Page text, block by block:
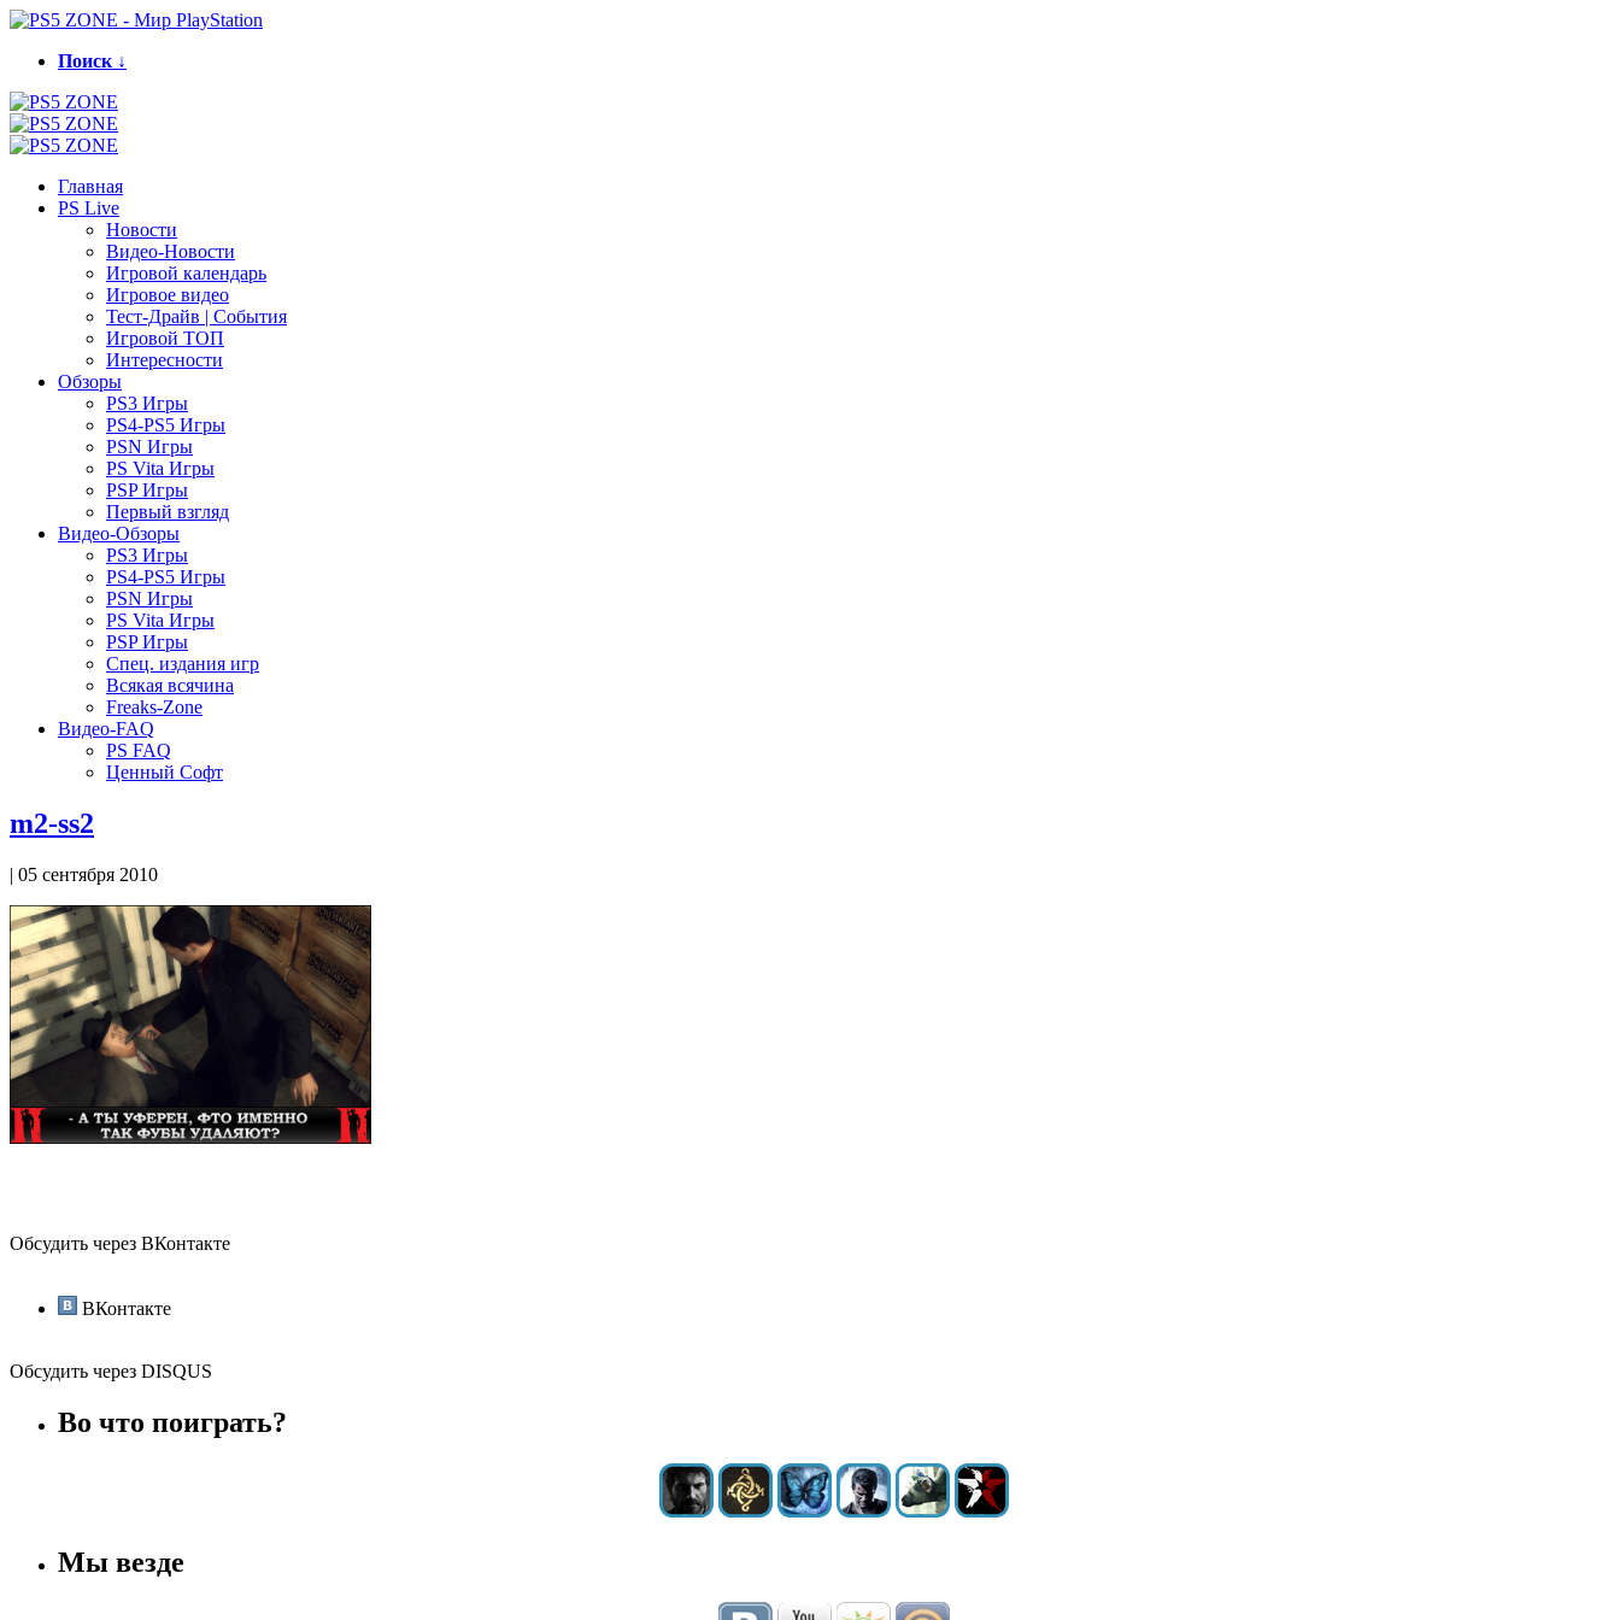
Поиск ↓
Главная
PS Live
Новости
Видео-Новости
Игровой календарь
Игровое видео
Тест-Драйв | События
Игровой ТОП
Интересности
Обзоры
PS3 Игры
PS4-PS5 Игры
PSN Игры
PS Vita Игры
PSP Игры
Первый взгляд
Видео-Обзоры
PS3 Игры
PS4-PS5 Игры
PSN Игры
PS Vita Игры
PSP Игры
Спец. издания игр
Всякая всячина
Freaks-Zone
Видео-FAQ
PS FAQ
Ценный Софт
m2-ss2
| 05 сентября 2010
Обсудить через ВКонтакте
ВКонтакте
Обсудить через DISQUS
Во что поиграть?
Мы везде